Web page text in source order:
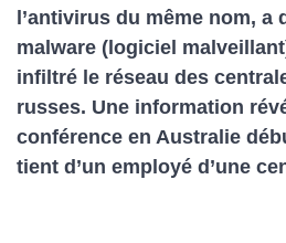
l’antivirus du même nom, a
malware (logiciel
infiltré le réseau des
russes. Une information
conférence en Australie
tient d’un employé d’une